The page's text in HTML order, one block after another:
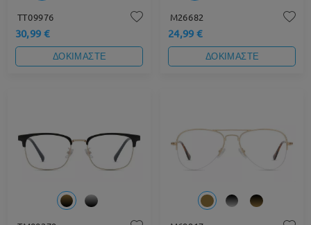
TT09976
30,99 €
ΔΟΚΙΜΑΣΤΕ
M26682
24,99 €
ΔΟΚΙΜΑΣΤΕ